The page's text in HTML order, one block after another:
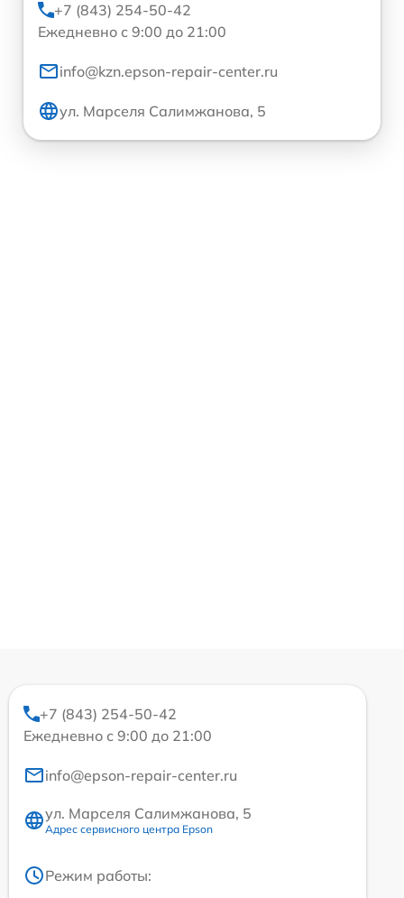
+7 (843) 254-50-42
Ежедневно с 9:00 до 21:00
info@kzn.epson-repair-center.ru
ул. Марселя Салимжанова, 5
+7 (843) 254-50-42
Ежедневно с 9:00 до 21:00
info@epson-repair-center.ru
ул. Марселя Салимжанова, 5
Адрес сервисного центра Epson
Режим работы: